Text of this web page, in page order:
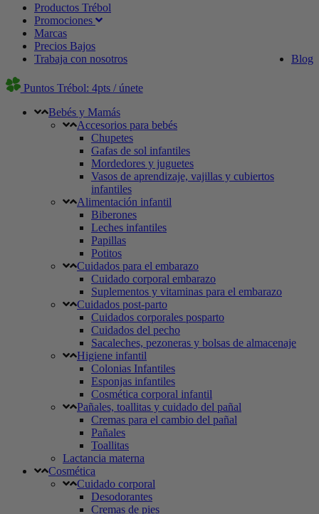
Productos Trébol
Promociones
Marcas
Precios Bajos
Blog
Trabaja con nosotros
Puntos Trébol: 4pts / únete
Bebés y Mamás
Accesorios para bebés
Chupetes
Gafas de sol infantiles
Mordedores y juguetes
Vasos de aprendizaje, vajillas y cubiertos
infantiles
Alimentación infantil
Biberones
Leches infantiles
Papillas
Potitos
Cuidados para el embarazo
Cuidado corporal embarazo
Suplementos y vitaminas para el embarazo
Cuidados post-parto
Cuidados corporales posparto
Cuidados del pecho
Sacaleches, pezoneras y bolsas de almacenaje
Higiene infantil
Colonias Infantiles
Esponjas infantiles
Cosmética corporal infantil
Pañales, toallitas y cuidado del pañal
Cremas para el cambio del pañal
Pañales
Toallitas
Lactancia materna
Cosmética
Cuidado corporal
Desodorantes
Cremas de pies